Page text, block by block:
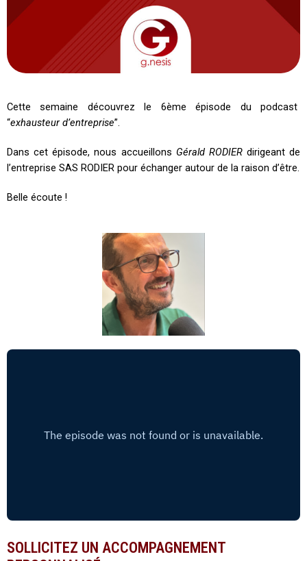
Cette semaine découvrez le 6ème épisode du podcast
“exhausteur d’entreprise”.
Dans cet épisode, nous accueillons Gérald RODIERdirigeant de
l’entreprise SAS RODIER pour échanger autour de la raison d’être.
Belle écoute !
SOLLICITEZ UN ACCOMPAGNEMENT